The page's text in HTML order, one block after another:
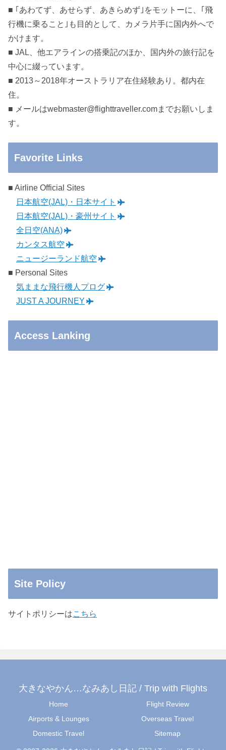
■ ｢あわてず、あせらず、あきらめず｣をモットーに、｢飛
行機に乗ること｣も目的として、カメラ片手に国内外へで
かけます。
■ JAL、他エアラインの搭乗記のほか、国内外の旅行記を
中心に綴っています。
■ 2013～2018年オーストラリア在住経験あり。都内在
住。
■ メールはwebmaster@flighttraveller.comまでお願いしま
す。
Favorite Links
■ Airline Official Sites
日本航空(JAL)・日本サイト
日本航空(JAL)・豪州サイト
全日空(ANA)
カンタス航空
ニュージーランド航空
■ Personal Sites
気ままな飛行機人プログ
JUST A JOURNEY
Access Lanking
Site Policy
サイトポリシーはこちら
大きなやかん…なみあし日記 / Trip with Flights
Home
Flight Review
Airports & Lounges
Overseas Travel
Domestic Travel
Sitemap